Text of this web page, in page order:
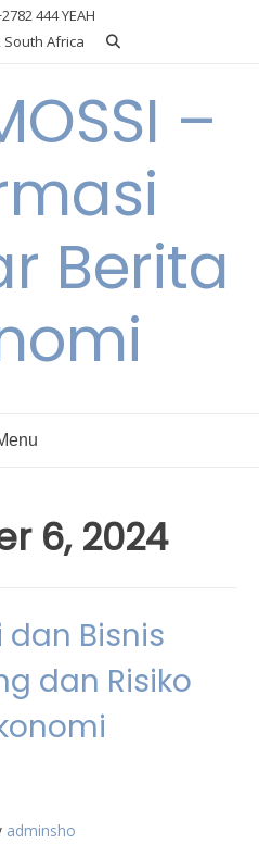
444 YEAH
South Africa
–
Berita
6, 2024
dan Bisnis
dan Risiko
adminsho